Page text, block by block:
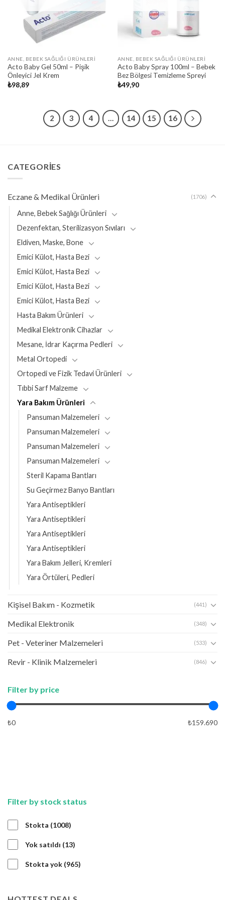
ANNE, BEBEK SAĞLIĞI ÜRÜNLERI
Acto Baby Gel 50ml – Pişik
Önleyici Jel Krem
₺98,89
ANNE, BEBEK SAĞLIĞI ÜRÜNLERI
Acto Baby Spray 100ml – Bebek
Bez Bölgesi Temizleme Spreyi
₺49,90
2 3 4 … 14 15 16
CATEGORIES
Eczane & Medikal Ürünleri (1706)
Anne, Bebek Sağlığı Ürünleri
Dezenfektan, Sterilizasyon Sıvıları
Eldiven, Maske, Bone
Emici Külot, Hasta Bezi
Emici Külot, Hasta Bezi
Emici Külot, Hasta Bezi
Emici Külot, Hasta Bezi
Hasta Bakım Ürünleri
Medikal Elektronik Cihazlar
Mesane, İdrar Kaçırma Pedleri
Metal Ortopedi
Ortopedi ve Fizik Tedavi Ürünleri
Tıbbi Sarf Malzeme
Yara Bakım Ürünleri
Pansuman Malzemeleri
Pansuman Malzemeleri
Pansuman Malzemeleri
Pansuman Malzemeleri
Steril Kapama Bantları
Su Geçirmez Banyo Bantları
Yara Antiseptikleri
Yara Antiseptikleri
Yara Antiseptikleri
Yara Antiseptikleri
Yara Bakım Jelleri, Kremleri
Yara Örtüleri, Pedleri
Kişisel Bakım - Kozmetik (441)
Medikal Elektronik (348)
Pet - Veteriner Malzemeleri (533)
Revir - Klinik Malzemeleri (846)
Filter by price
₺0 ₺159.690
Filter by stock status
Stokta 10081008
Yok satıldı 1313
Stokta yok 965965